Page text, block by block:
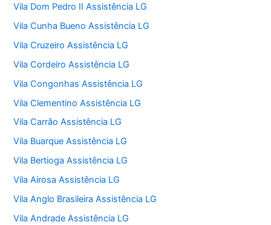
Vila Dom Pedro II Assistência LG
Vila Cunha Bueno Assistência LG
Vila Cruzeiro Assistência LG
Vila Cordeiro Assistência LG
Vila Congonhas Assistência LG
Vila Clementino Assistência LG
Vila Carrão Assistência LG
Vila Buarque Assistência LG
Vila Bertioga Assistência LG
Vila Airosa Assistência LG
Vila Anglo Brasileira Assistência LG
Vila Andrade Assistência LG